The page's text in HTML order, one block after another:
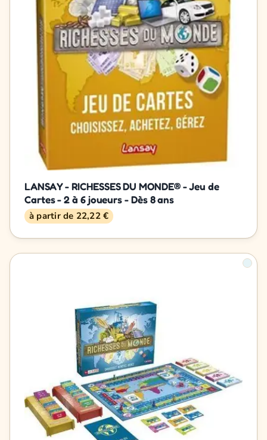
LANSAY - RICHESSES DU MONDE® - Jeu de
Cartes - 2 à 6 joueurs - Dès 8 ans
à partir de 22,22 €